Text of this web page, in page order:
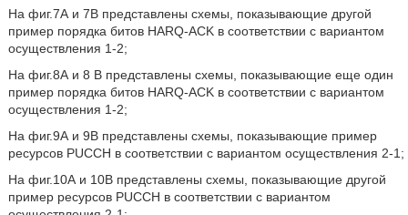
На фиг.7А и 7В представлены схемы, показывающие другой
пример порядка битов HARQ-ACK в соответствии с вариантом
осуществления 1-2;
На фиг.8А и 8 В представлены схемы, показывающие еще один
пример порядка битов HARQ-ACK в соответствии с вариантом
осуществления 1-2;
На фиг.9А и 9В представлены схемы, показывающие пример
ресурсов PUCCH в соответствии с вариантом осуществления 2-1;
На фиг.10А и 10В представлены схемы, показывающие другой
пример ресурсов PUCCH в соответствии с вариантом